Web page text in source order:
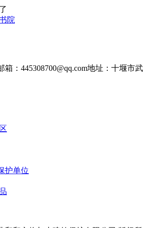
院
箱：445308700@qq.com地址：十堰市武
护单位